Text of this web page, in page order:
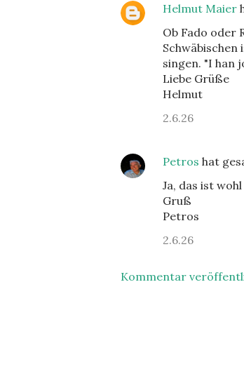
Helmut Maier
Ob Fado oder
singen. "I han
Liebe Grüße
Helmut
2.6.26
Petros hat
Ja, das ist
Gruß
Petros
2.6.26
Kommentar